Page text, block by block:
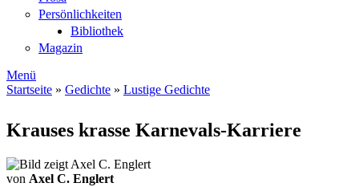
Persönlichkeiten
Bibliothek
Magazin
Menü
Startseite » Gedichte » Lustige Gedichte
Krauses krasse Karnevals-Karriere
von Axel C. Englert